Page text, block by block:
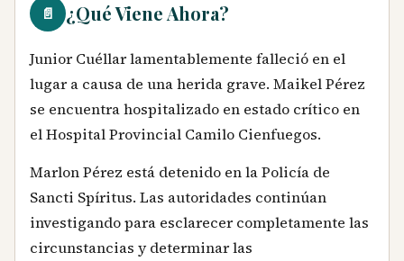
📄 ¿Qué Viene Ahora?
Junior Cuéllar lamentablemente falleció en el
lugar a causa de una herida grave. Maikel Pérez
se encuentra hospitalizado en estado crítico en
el Hospital Provincial Camilo Cienfuegos.
Marlon Pérez está detenido en la Policía de
Sancti Spíritus. Las autoridades continúan
investigando para esclarecer completamente las
circunstancias y determinar las